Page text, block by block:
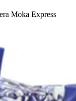
Moka Express